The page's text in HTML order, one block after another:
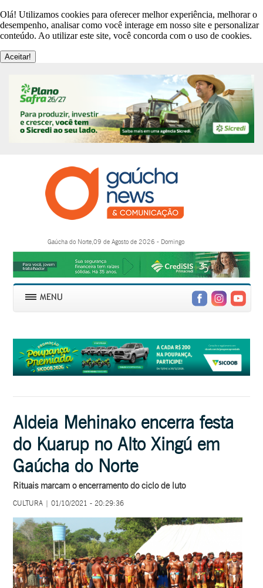
Olá! Utilizamos cookies para oferecer melhor experiência, melhorar o
desempenho, analisar como você interage em nosso site e personalizar
conteúdo. Ao utilizar este site, você concorda com o uso de cookies.
Aceitar!
Gaúcha do Norte,09 de Agosto de 2026 - Domingo
Aldeia Mehinako encerra festa
do Kuarup no Alto Xingú em
Gaúcha do Norte
Rituais marcam o encerramento do ciclo de luto
CULTURA | 01/10/2021 - 20:29:36